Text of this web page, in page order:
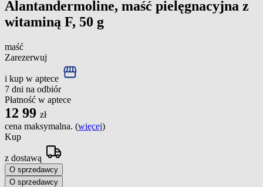
Alantandermoline, maść pielęgnacyjna z
witaminą F, 50 g
maść
Zarezerwuj
i kup w aptece
7 dni na odbiór
Płatność w aptece
12 99 zł
cena maksymalna. (więcej)
Kup
z dostawą
O sprzedawcy
O sprzedawcy